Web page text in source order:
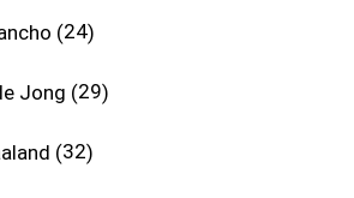
24
Jong 29
32